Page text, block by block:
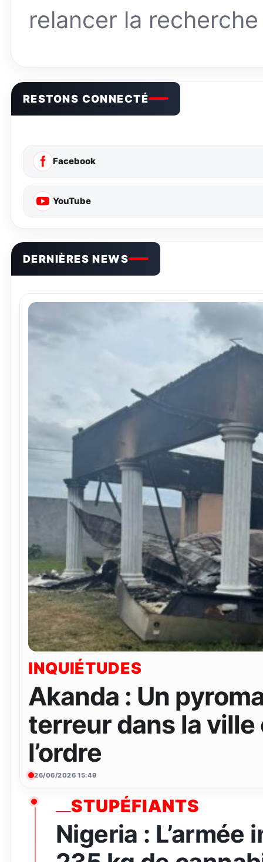
relancer la
RESTONS CONNECTÉ
Facebook
YouTube
DERNIÈRES NEWS
INQUIÉTUDES
Akanda : Un
terreur dans la
l’ordre
26/06/2026 15:49
STUPÉFIANTS
Nigeria :